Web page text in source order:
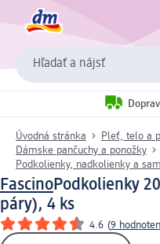
Hľadať a nájsť
Úvodná stránka
Pleť, telo a
Dámske pančuchy a ponožky
Podkolienky, nadkolienky a
FascinoPodkolienky
páry), 4 ks
4.6 (9